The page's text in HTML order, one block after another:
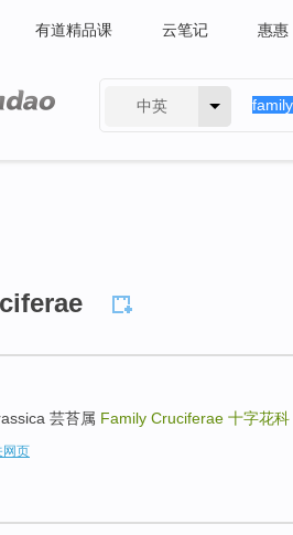
有道精品课 云笔记 惠惠
中英
芸苔属 Family Cruciferae 十字花科
网页